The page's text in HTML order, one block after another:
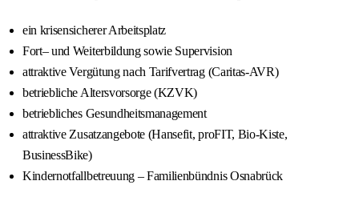
ein krisensicherer Arbeitsplatz
Fort– und Weiterbildung sowie Supervision
attraktive Vergütung nach Tarifvertrag (Caritas-AVR)
betriebliche Altersvorsorge (KZVK)
betriebliches Gesundheitsmanagement
attraktive Zusatzangebote (Hansefit, proFIT, Bio-Kiste,
BusinessBike)
Kindernotfallbetreuung – Familienbündnis Osnabrück